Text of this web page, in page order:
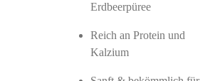
Erdbeerpüree
Reich an Protein und
Kalzium